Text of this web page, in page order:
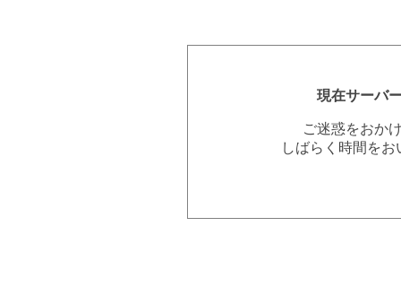
現在サーバ
ご迷惑をおか
しばらく時間を